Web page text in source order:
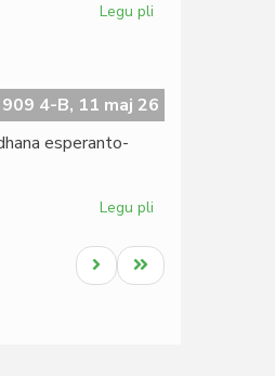
Legu pli
aprobas
la
4-B, 11 maj 26
esperanto-
Legu pli
kaj
raŭmismo
Last
page
Next
page